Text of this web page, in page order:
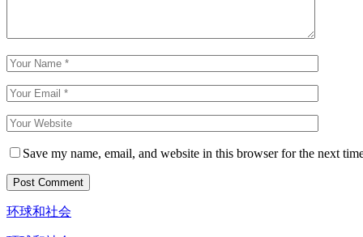
Save my name, email, and website in this browser for the next
环球和社会